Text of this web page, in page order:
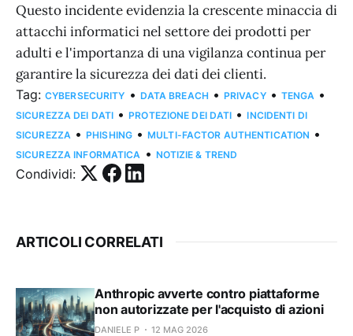
Questo incidente evidenzia la crescente minaccia di
attacchi informatici nel settore dei prodotti per
adulti e l'importanza di una vigilanza continua per
garantire la sicurezza dei dati dei clienti.
Tag: CYBERSECURITY • DATA BREACH • PRIVACY • TENGA •
SICUREZZA DEI DATI • PROTEZIONE DEI DATI • INCIDENTI DI
SICUREZZA • PHISHING • MULTI-FACTOR AUTHENTICATION •
SICUREZZA INFORMATICA • NOTIZIE & TREND
Condividi:
ARTICOLI CORRELATI
Anthropic avverte contro piattaforme
non autorizzate per l'acquisto di azioni
DANIELE P 12 MAG 2026